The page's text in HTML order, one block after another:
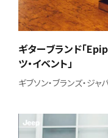
ギターブランド「
ツ・イベント」
ギブソン・ブランズ・ジ